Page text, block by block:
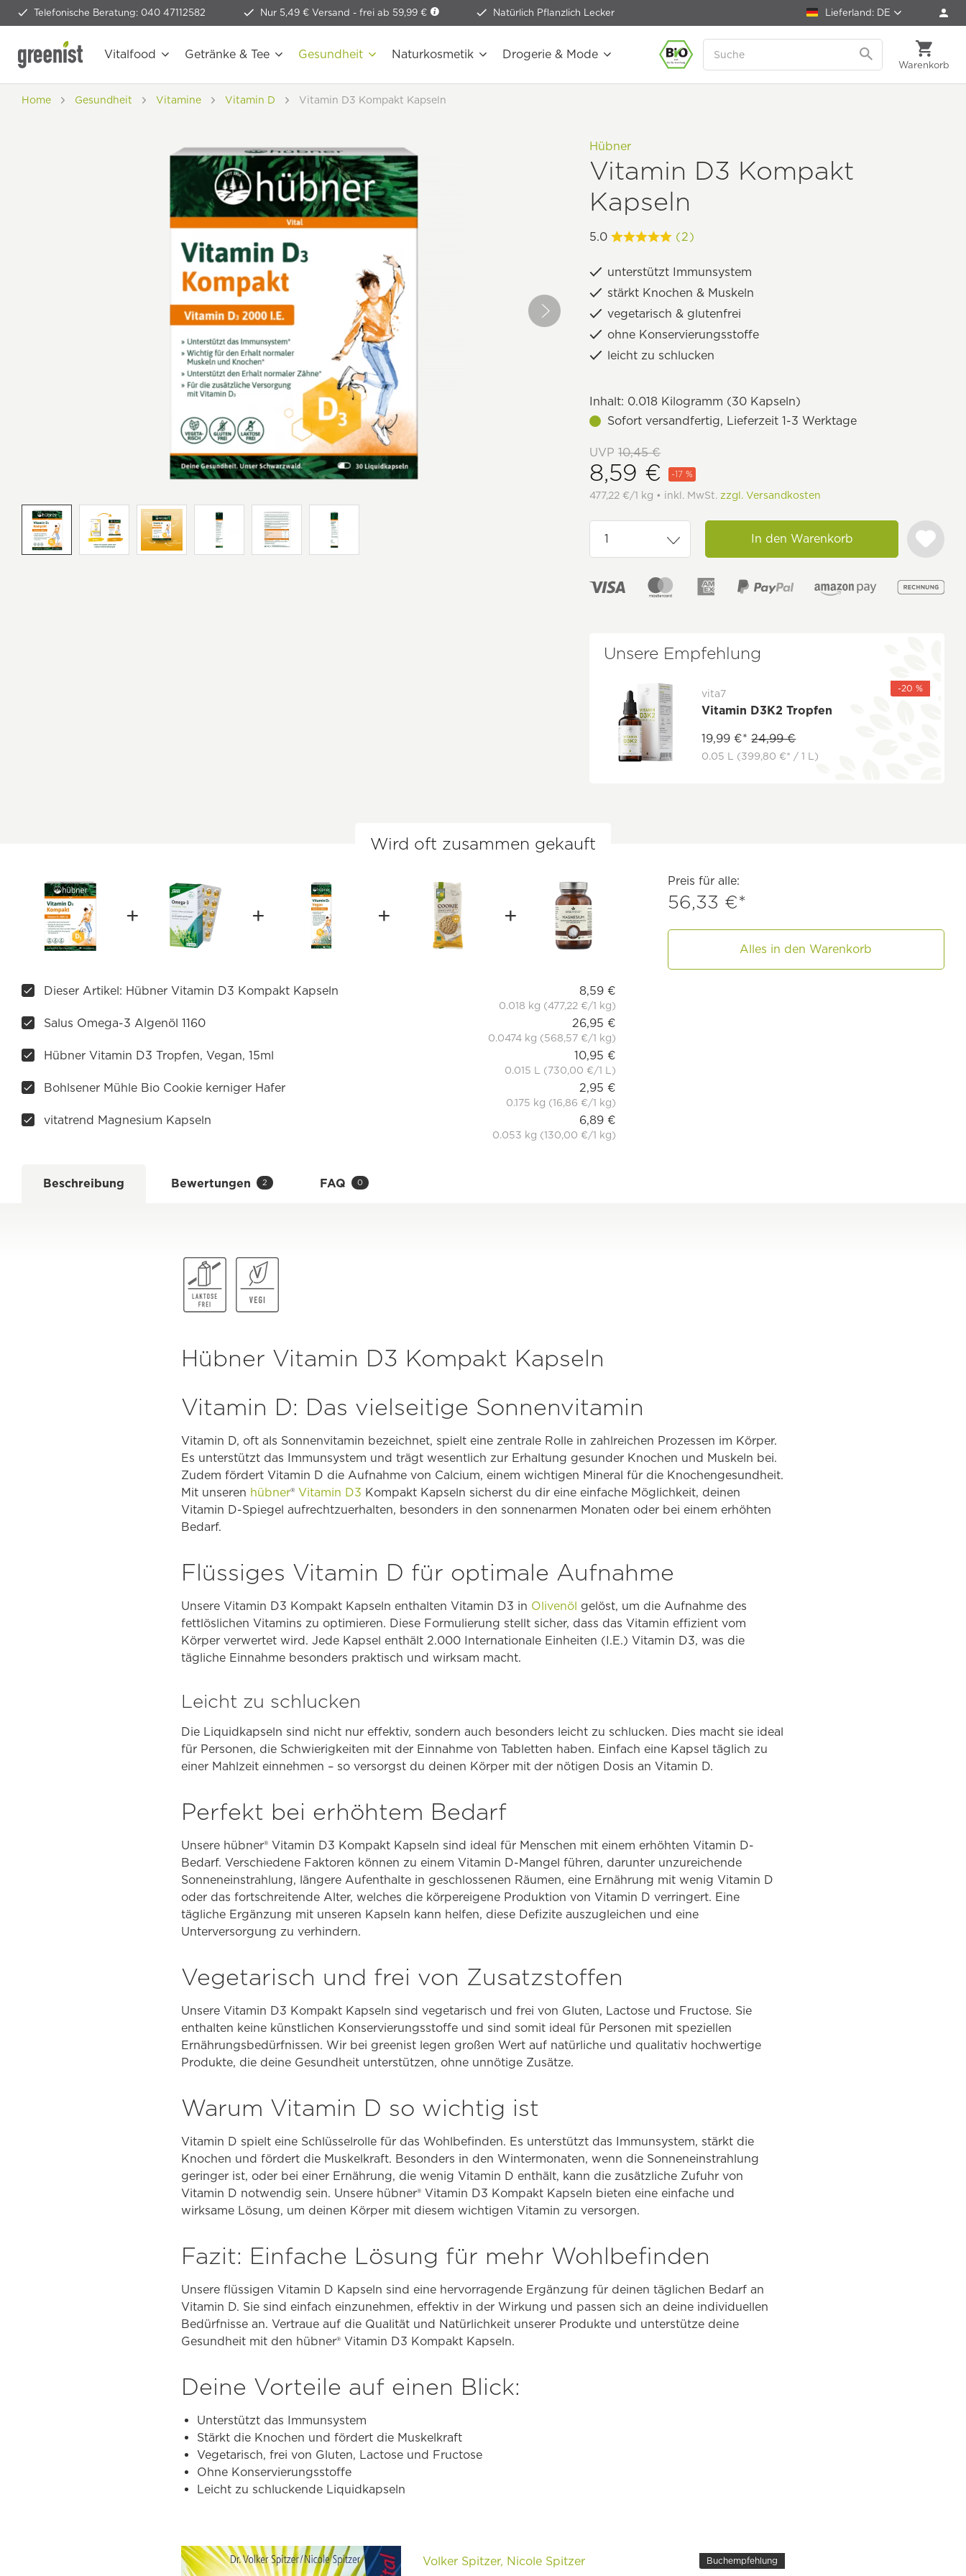
Telefonische Beratung: 040 47112582 Nur 5,49 € Versand - frei ab 59,99 € Natürlich Pflanzlich Lecker Lieferland: DE
Warenkorb
Vitalfood Getränke & Tee Gesundheit Naturkosmetik Drogerie & Mode
Home Gesundheit Vitamine Vitamin D Vitamin D3 Kompakt Kapseln
Hübner
Vitamin D3 Kompakt
Kapseln
5.0 (2)
unterstützt Immunsystem
stärkt Knochen & Muskeln
vegetarisch & glutenfrei
ohne Konservierungsstoffe
leicht zu schlucken
Inhalt: 0.018 Kilogramm (30 Kapseln)
Sofort versandfertig, Lieferzeit 1-3 Werktage
UVP10,45 €
8,59 € -17 %
477,22 €/1 kg • inkl. MwSt. zzgl. Versandkosten
In den Warenkorb
Unsere Empfehlung
-20 %
vita7
Vitamin D3K2 Tropfen
19,99 €* 24,99 €
0.05 L (399,80 €* / 1 L)
Wird oft zusammen gekauft
Preis für alle:
56,33 €*
Alles in den Warenkorb
Dieser Artikel: Hübner Vitamin D3 Kompakt Kapseln 8,59 €
0.018 kg (477,22 €/1 kg)
Salus Omega-3 Algenöl 1160 26,95 €
0.0474 kg (568,57 €/1 kg)
Hübner Vitamin D3 Tropfen, Vegan, 15ml 10,95 €
0.015 L (730,00 €/1 L)
Bohlsener Mühle Bio Cookie kerniger Hafer 2,95 €
0.175 kg (16,86 €/1 kg)
vitatrend Magnesium Kapseln 6,89 €
0.053 kg (130,00 €/1 kg)
Beschreibung Bewertungen 2 FAQ 0
Hübner Vitamin D3 Kompakt Kapseln
Vitamin D: Das vielseitige Sonnenvitamin
Vitamin D, oft als Sonnenvitamin bezeichnet, spielt eine zentrale Rolle in zahlreichen Prozessen im Körper.
Es unterstützt das Immunsystem und trägt wesentlich zur Erhaltung gesunder Knochen und Muskeln bei.
Zudem fördert Vitamin D die Aufnahme von Calcium, einem wichtigen Mineral für die Knochengesundheit.
Mit unseren hübner® Vitamin D3 Kompakt Kapseln sicherst du dir eine einfache Möglichkeit, deinen
Vitamin D-Spiegel aufrechtzuerhalten, besonders in den sonnenarmen Monaten oder bei einem erhöhten
Bedarf.
Flüssiges Vitamin D für optimale Aufnahme
Unsere Vitamin D3 Kompakt Kapseln enthalten Vitamin D3 in Olivenöl gelöst, um die Aufnahme des
fettlöslichen Vitamins zu optimieren. Diese Formulierung stellt sicher, dass das Vitamin effizient vom
Körper verwertet wird. Jede Kapsel enthält 2.000 Internationale Einheiten (I.E.) Vitamin D3, was die
tägliche Einnahme besonders praktisch und wirksam macht.
Leicht zu schlucken
Die Liquidkapseln sind nicht nur effektiv, sondern auch besonders leicht zu schlucken. Dies macht sie ideal
für Personen, die Schwierigkeiten mit der Einnahme von Tabletten haben. Einfach eine Kapsel täglich zu
einer Mahlzeit einnehmen – so versorgst du deinen Körper mit der nötigen Dosis an Vitamin D.
Perfekt bei erhöhtem Bedarf
Unsere hübner® Vitamin D3 Kompakt Kapseln sind ideal für Menschen mit einem erhöhten Vitamin D-
Bedarf. Verschiedene Faktoren können zu einem Vitamin D-Mangel führen, darunter unzureichende
Sonneneinstrahlung, längere Aufenthalte in geschlossenen Räumen, eine Ernährung mit wenig Vitamin D
oder das fortschreitende Alter, welches die körpereigene Produktion von Vitamin D verringert. Eine
tägliche Ergänzung mit unseren Kapseln kann helfen, diese Defizite auszugleichen und eine
Unterversorgung zu verhindern.
Vegetarisch und frei von Zusatzstoffen
Unsere Vitamin D3 Kompakt Kapseln sind vegetarisch und frei von Gluten, Lactose und Fructose. Sie
enthalten keine künstlichen Konservierungsstoffe und sind somit ideal für Personen mit speziellen
Ernährungsbedürfnissen. Wir bei greenist legen großen Wert auf natürliche und qualitativ hochwertige
Produkte, die deine Gesundheit unterstützen, ohne unnötige Zusätze.
Warum Vitamin D so wichtig ist
Vitamin D spielt eine Schlüsselrolle für das Wohlbefinden. Es unterstützt das Immunsystem, stärkt die
Knochen und fördert die Muskelkraft. Besonders in den Wintermonaten, wenn die Sonneneinstrahlung
geringer ist, oder bei einer Ernährung, die wenig Vitamin D enthält, kann die zusätzliche Zufuhr von
Vitamin D notwendig sein. Unsere hübner® Vitamin D3 Kompakt Kapseln bieten eine einfache und
wirksame Lösung, um deinen Körper mit diesem wichtigen Vitamin zu versorgen.
Fazit: Einfache Lösung für mehr Wohlbefinden
Unsere flüssigen Vitamin D Kapseln sind eine hervorragende Ergänzung für deinen täglichen Bedarf an
Vitamin D. Sie sind einfach einzunehmen, effektiv in der Wirkung und passen sich an deine individuellen
Bedürfnisse an. Vertraue auf die Qualität und Natürlichkeit unserer Produkte und unterstütze deine
Gesundheit mit den hübner® Vitamin D3 Kompakt Kapseln.
Deine Vorteile auf einen Blick:
Unterstützt das Immunsystem
Stärkt die Knochen und fördert die Muskelkraft
Vegetarisch, frei von Gluten, Lactose und Fructose
Ohne Konservierungsstoffe
Leicht zu schluckende Liquidkapseln
Buchempfehlung
Volker Spitzer, Nicole Spitzer